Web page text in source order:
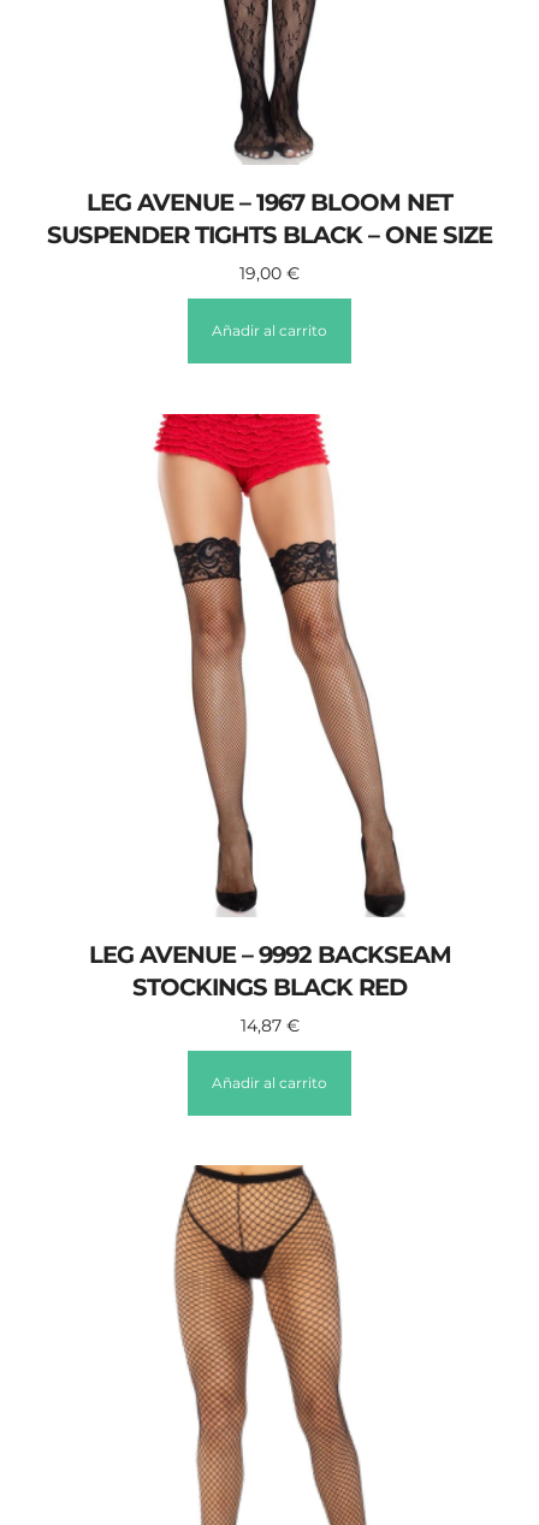
LEG AVENUE – 1967 BLOOM NET
SUSPENDER TIGHTS BLACK – ONE SIZE
19,00 €
Añadir al carrito
LEG AVENUE – 9992 BACKSEAM
STOCKINGS BLACK RED
14,87 €
Añadir al carrito